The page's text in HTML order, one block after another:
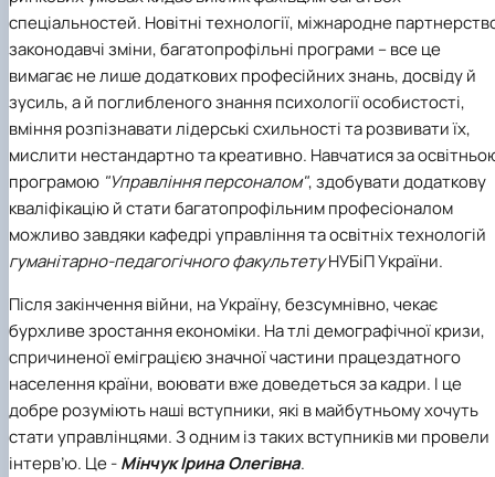
спеціальностей. Новітні технології, міжнародне
законодавчі зміни, багатопрофільні програми – все це
вимагає не лише додаткових професійних знань, досвіду й
зусиль, а й поглибленого знання психології особистості,
вміння розпізнавати лідерські схильності та розвивати їх,
мислити нестандартно та креативно. Навчатися за
програмою "Управління персоналом", здобувати додаткову
кваліфікацію й стати багатопрофільним професіоналом
можливо завдяки кафедрі управління та освітніх технологій
гуманітарно-педагогічного факультетуНУБіП України.
Після закінчення війни, на Україну, безсумнівно, чекає
бурхливе зростання економіки. На тлі демографічної кризи,
спричиненої еміграцією значної частини працездатного
населення країни, воювати вже доведеться за кадри. І це
добре розуміють наші вступники, які в майбутньому хочуть
стати управлінцями. З одним із таких вступників ми провели
інтерв’ю. Це -Мінчук Ірина Олегівна.